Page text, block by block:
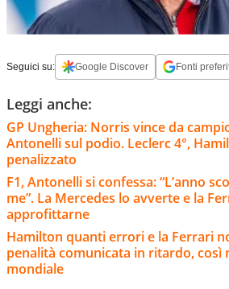
Seguici su: Google Discover Fonti
Leggi anche:
GP Ungheria: Norris vince da
Antonelli sul podio. Leclerc 4°,
penalizzato
F1, Antonelli si confessa: “L’anno
me”. La Mercedes lo avverte e la
approfittarne
Hamilton quanti errori e la Ferrari
penalità comunicata in ritardo, così
mondiale